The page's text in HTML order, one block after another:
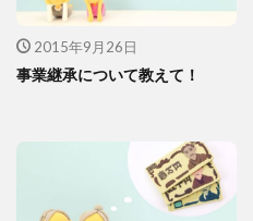
2015年9月26日
事業継承について教えて！